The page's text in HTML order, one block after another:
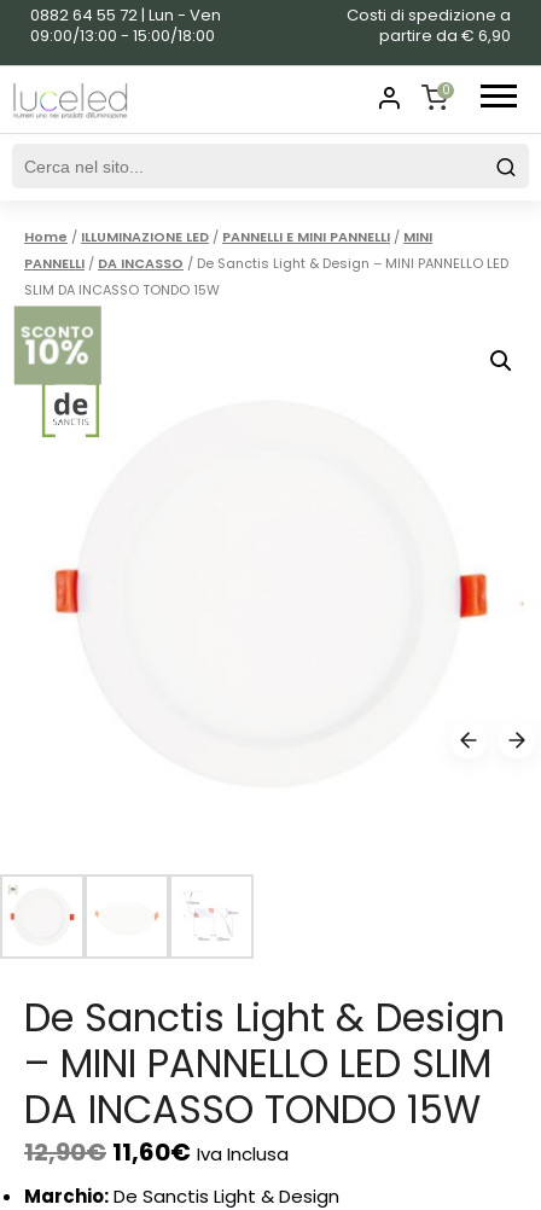
0882 64 55 72 | Lun - Ven
09:00/13:00 - 15:00/18:00
Costi di spedizione a
partire da € 6,90
0
SHOPPING
Home / ILLUMINAZIONE LED / PANNELLI E MINI PANNELLI / MINI
PANNELLI / DA INCASSO / De Sanctis Light & Design – MINI PANNELLO LED
SLIM DA INCASSO TONDO 15W
SCONTO
10%
De Sanctis Light & Design
– MINI PANNELLO LED SLIM
DA INCASSO TONDO 15W
12,90€ 11,60€ Iva Inclusa
Marchio:De Sanctis Light & Design